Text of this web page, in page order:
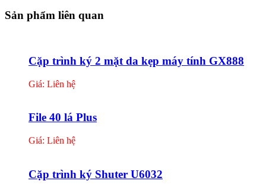
Sản phẩm liên quan
Cặp trình ký 2 mặt da kẹp máy tính GX888
Giá: Liên hệ
File 40 lá Plus
Giá: Liên hệ
Cặp trình ký Shuter U6032